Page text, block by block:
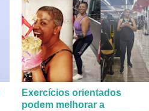
Exercícios orientados
podem melhorar a